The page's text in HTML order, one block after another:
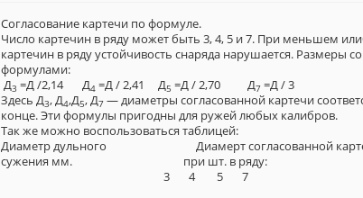
Согласование картечи по формуле.
Число картечин в ряду может быть 3, 4, 5 и 7. При меньшем
картечин в ряду устойчивость снаряда нарушается.
формулами:
Д3 =Д /2,14 Д4 =Д / 2,41 Д5 =Д / 2,70 Д7 =Д / 3
Здесь Д3, Д4,Д5, Д7 — диаметры согласованной картечи
конце. Эти формулы пригодны для
Так же можно воспользоваться таблицей:
Диаметр дульного Диамерт согласованной
сужения мм. при шт. в ряду:
3 4 5 7